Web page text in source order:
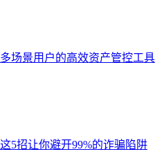
场景用户的高效资产管控工具
5招让你避开99%的诈骗陷阱